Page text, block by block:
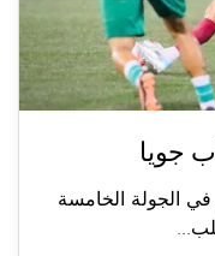
جويا
الأنصار على جويا الرياضي 2-1، في الجولة الخامسة